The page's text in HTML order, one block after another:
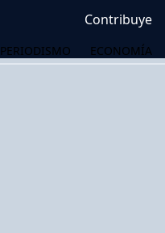
Contribuye
PERIODISMO ECONOMÍA